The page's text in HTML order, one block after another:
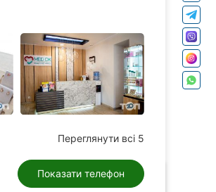
Переглянути всі 5
Показати телефон